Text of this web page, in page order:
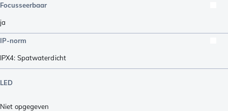
Focusseerbaar
ja
IP-norm
IPX4: Spatwaterdicht
LED
Niet opgegeven